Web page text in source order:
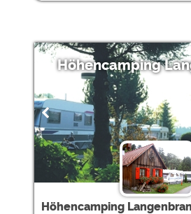
Höhencamping
Höhencamping